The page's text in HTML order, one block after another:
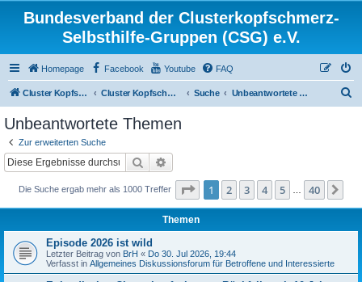
Bundesverband der Clusterkopfschmerz-
Selbsthilfe-Gruppen (CSG) e.V.
Homepage Facebook Youtube FAQ
Cluster Kopfschmerz Homepage Cluster Kopfschmerz Forum Suche Unbeantwortete Themen
Unbeantwortete Themen
Zur erweiterten Suche
Suche
Die Suche ergab mehr als 1000 Treffer Seite 1von 40
1 2 3 4 5 40
Themen
Episode 2026 ist wild
Letzter Beitrag von BrH « Do 30. Jul 2026, 19:44
Verfasst in Allgemeines Diskussionsforum für Betroffene und Interessierte